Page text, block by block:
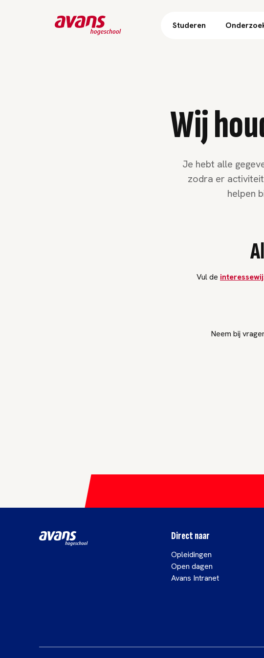
Studeren
Wij
Je hebt alle
zodra er
helpen
Vul de
Neem bij
Direct naar
Opleidingen
Open dagen
Avans Intranet